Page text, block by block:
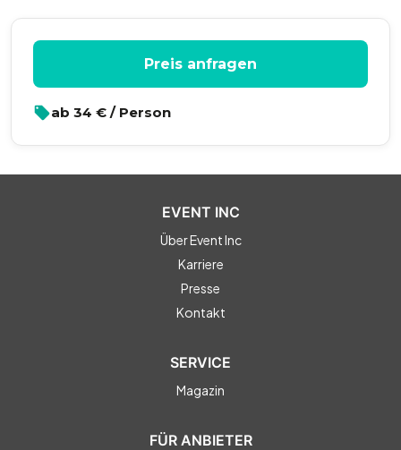
Preis anfragen
ab 34 € / Person
EVENT INC
Über Event Inc
Karriere
Presse
Kontakt
SERVICE
Magazin
FÜR ANBIETER